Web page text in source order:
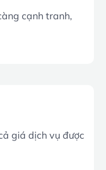
cạnh tranh,
giá dịch vụ được